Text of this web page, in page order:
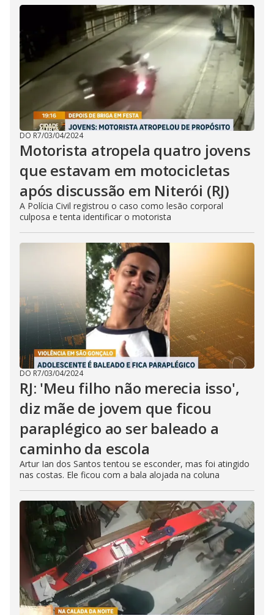
DO R7/03/04/2024
Motorista atropela quatro jovens
que estavam em motocicletas
após discussão em Niterói (RJ)
A Polícia Civil registrou o caso como lesão corporal
culposa e tenta identificar o motorista
DO R7/03/04/2024
RJ: 'Meu filho não merecia isso',
diz mãe de jovem que ficou
paraplégico ao ser baleado a
caminho da escola
Artur Ian dos Santos tentou se esconder, mas foi atingido
nas costas. Ele ficou com a bala alojada na coluna